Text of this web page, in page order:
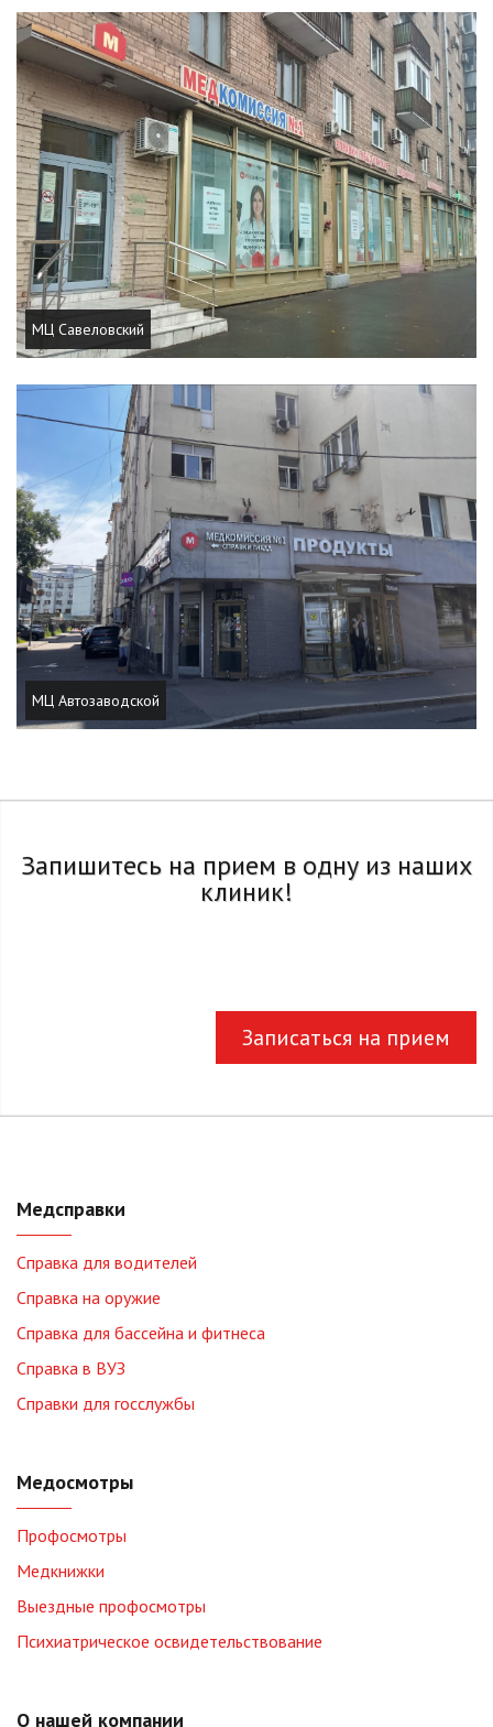
МЦ Савеловский
МЦ Автозаводской
Запишитесь на прием в одну из наших
клиник!
Записаться на прием
Медсправки
Справка для водителей
Справка на оружие
Справка для бассейна и фитнеса
Справка в ВУЗ
Справки для госслужбы
Медосмотры
Профосмотры
Медкнижки
Выездные профосмотры
Психиатрическое освидетельствование
О нашей компании